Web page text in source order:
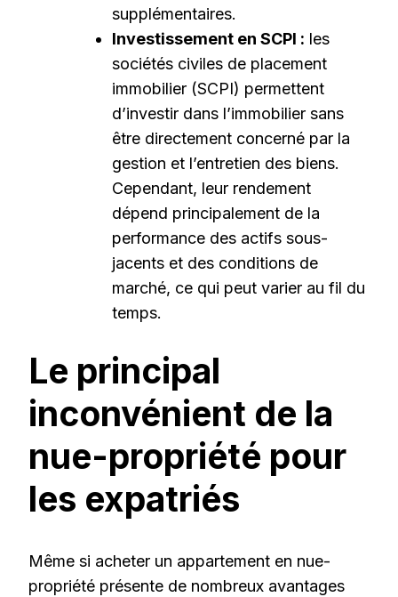
supplémentaires.
Investissement en SCPI : les
sociétés civiles de placement
immobilier (SCPI) permettent
d’investir dans l’immobilier sans
être directement concerné par la
gestion et l’entretien des biens.
Cependant, leur rendement
dépend principalement de la
performance des actifs sous-
jacents et des conditions de
marché, ce qui peut varier au fil du
temps.
Le principal
inconvénient de la
nue-propriété pour
les expatriés
Même si acheter un appartement en nue-
propriété présente de nombreux avantages